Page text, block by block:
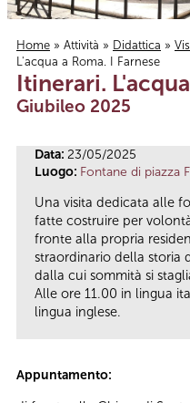
Tu sei qui
Home » Attività » Didattica »
L'acqua a Roma. I Farnese
Itinerari.
Giubileo 2025
Data: 23/05/2025
Luogo: Fontane di piazza
Una visita dedicata alle
fatte costruire per
fronte alla propria
straordinario della storia
dalla cui sommità si
Alle ore 11.00 in lingua
lingua inglese.
Appuntamento: